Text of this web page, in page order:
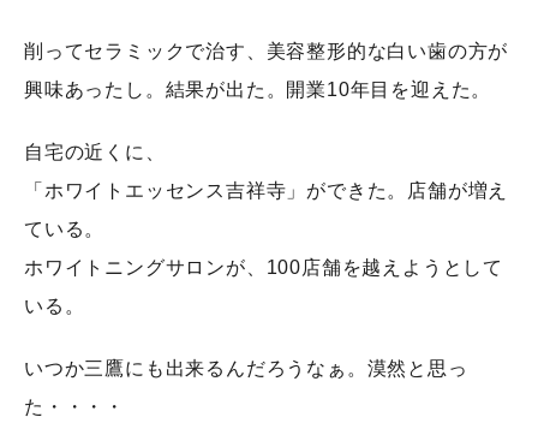
削ってセラミックで治す、美容整形的な白い歯の方が
興味あったし。結果が出た。開業10年目を迎えた。
自宅の近くに、
「ホワイトエッセンス吉祥寺」ができた。店舗が増え
ている。
ホワイトニングサロンが、100店舗を越えようとして
いる。
いつか三鷹にも出来るんだろうなぁ。漠然と思っ
た・・・・